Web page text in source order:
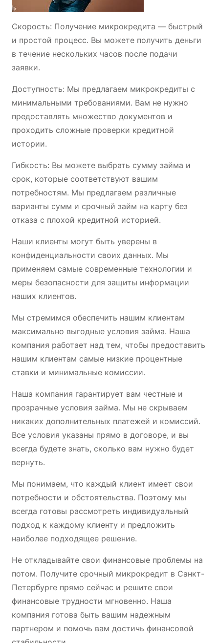
Скорость: Получение микрокредита — быстрый
и простой процесс. Вы можете получить деньги
в течение нескольких часов после подачи
заявки.
Доступность: Мы предлагаем микрокредиты с
минимальными требованиями. Вам не нужно
предоставлять множество документов и
проходить сложные проверки кредитной
истории.
Гибкость: Вы можете выбрать сумму займа и
срок, которые соответствуют вашим
потребностям. Мы предлагаем различные
варианты сумм и срочный займ на карту без
отказа с плохой кредитной историей.
Наши клиенты могут быть уверены в
конфиденциальности своих данных. Мы
применяем самые современные технологии и
меры безопасности для защиты информации
наших клиентов.
Мы стремимся обеспечить нашим клиентам
максимально выгодные условия займа. Наша
компания работает над тем, чтобы предоставить
нашим клиентам самые низкие процентные
ставки и минимальные комиссии.
Наша компания гарантирует вам честные и
прозрачные условия займа. Мы не скрываем
никаких дополнительных платежей и комиссий.
Все условия указаны прямо в договоре, и вы
всегда будете знать, сколько вам нужно будет
вернуть.
Мы понимаем, что каждый клиент имеет свои
потребности и обстоятельства. Поэтому мы
всегда готовы рассмотреть индивидуальный
подход к каждому клиенту и предложить
наиболее подходящее решение.
Не откладывайте свои финансовые проблемы на
потом. Получите срочный микрокредит в Санкт-
Петербурге прямо сейчас и решите свои
финансовые трудности мгновенно. Наша
компания готова быть вашим надежным
партнером и помочь вам достичь финансовой